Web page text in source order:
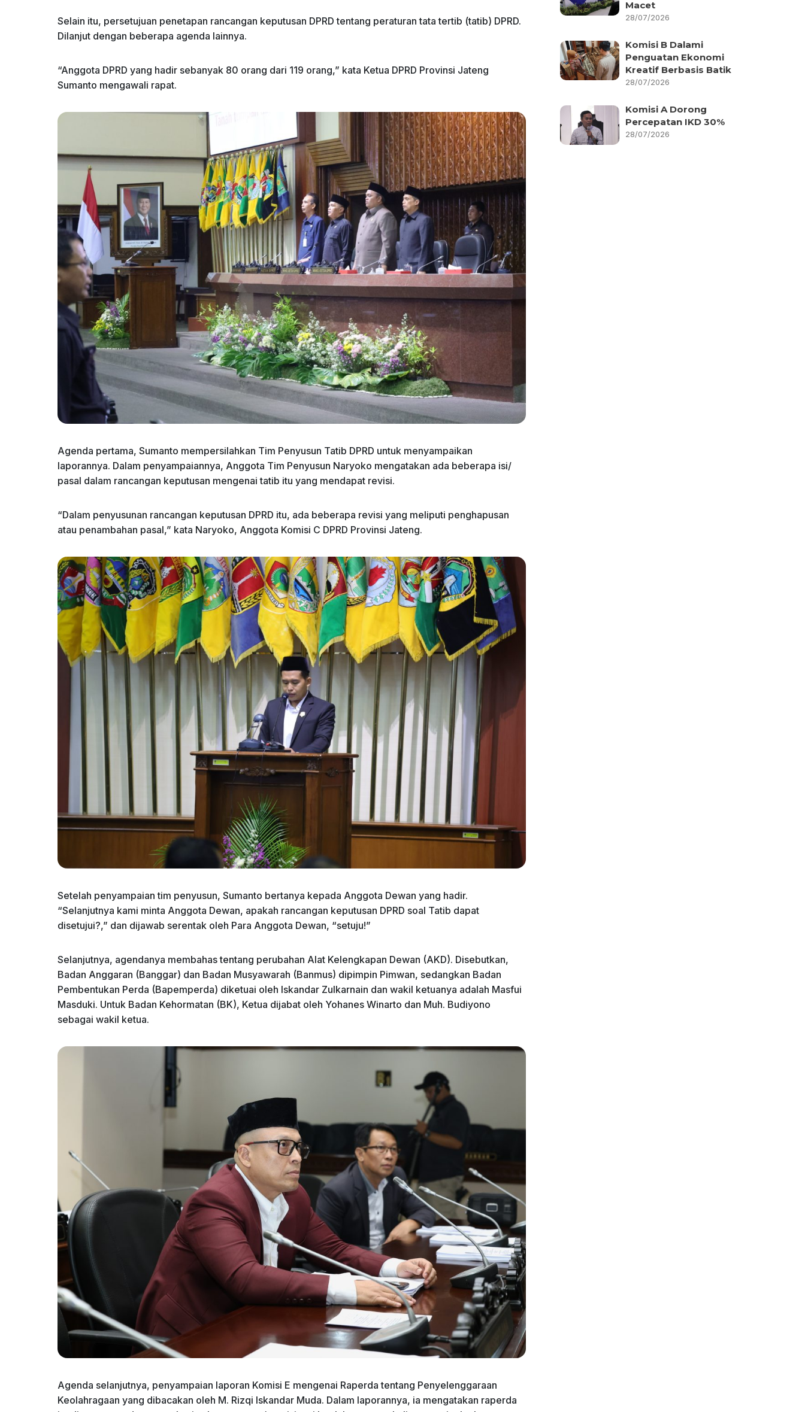
k
Selain itu, persetujuan penetapan rancangan keputusan DPRD tentang peraturan tata tertib (tatib) DPRD.
Dilanjut dengan beberapa agenda lainnya.
“Anggota DPRD yang hadir sebanyak 80 orang dari 119 orang,” kata Ketua DPRD Provinsi Jateng
Sumanto mengawali rapat.
Agenda pertama, Sumanto mempersilahkan Tim Penyusun Tatib DPRD untuk menyampaikan
laporannya. Dalam penyampaiannya, Anggota Tim Penyusun Naryoko mengatakan ada beberapa isi/
pasal dalam rancangan keputusan mengenai tatib itu yang mendapat revisi.
“Dalam penyusunan rancangan keputusan DPRD itu, ada beberapa revisi yang meliputi penghapusan
atau penambahan pasal,” kata Naryoko, Anggota Komisi C DPRD Provinsi Jateng.
Setelah penyampaian tim penyusun, Sumanto bertanya kepada Anggota Dewan yang hadir.
“Selanjutnya kami minta Anggota Dewan, apakah rancangan keputusan DPRD soal Tatib dapat
disetujui?,” dan dijawab serentak oleh Para Anggota Dewan, “setuju!”
Selanjutnya, agendanya membahas tentang perubahan Alat Kelengkapan Dewan (AKD). Disebutkan,
Badan Anggaran (Banggar) dan Badan Musyawarah (Banmus) dipimpin Pimwan, sedangkan Badan
Pembentukan Perda (Bapemperda) diketuai oleh Iskandar Zulkarnain dan wakil ketuanya adalah Masfui
Masduki. Untuk Badan Kehormatan (BK), Ketua dijabat oleh Yohanes Winarto dan Muh. Budiyono
sebagai wakil ketua.
Agenda selanjutnya, penyampaian laporan Komisi E mengenai Raperda tentang Penyelenggaraan
Keolahragaan yang dibacakan oleh M. Rizqi Iskandar Muda. Dalam laporannya, ia mengatakan raperda
Macet
28/07/2026
Komisi B Dalami
Penguatan Ekonomi
Kreatif Berbasis Batik
28/07/2026
Komisi A Dorong
Percepatan IKD 30%
28/07/2026